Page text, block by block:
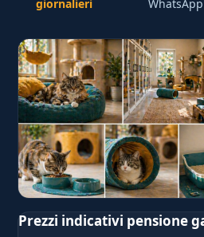
giornalieri
WhatsApp
Prezzi indicativi pensione